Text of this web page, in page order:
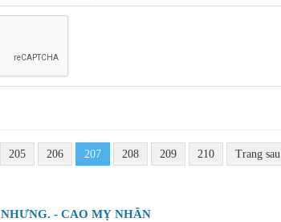
205 206 207 208 209 210 Trang sau
NHƯNG. - CAO MỴ NHÂN